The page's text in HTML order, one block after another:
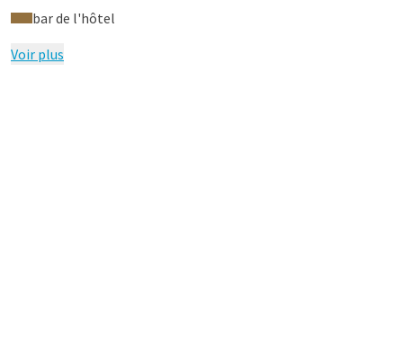
bar de l'hôtel
Voir plus